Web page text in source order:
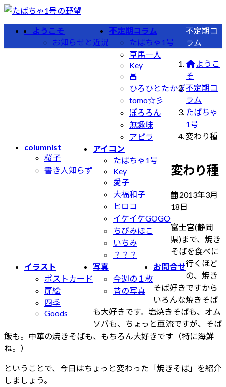
コ
ン
ン
ナ
ビ
ー
ようこそ
お知らせと近況
不定期コラム
たばちゃ1号
草馬一人
Key
昌
ひろひとたかぎ
tomo☆彡
ぽろろん
無趣味
アピラ
columnist
桜子
書き人知らず
アイコン
たばちゃ1号
Key
愛子
大福和子
ヒロコ
イケイケGOGO
ちびみほこ
いちみ
？？？
イラスト
ポストカード
扉絵
四季
Goods
写真
今週の１枚
昔の写真
お問合せ
不定期コ
ラム
ようこ
そ
不定期コ
ラム
たばちゃ
1号
変わり種
変わり種
2013年3月
18日
更
新
日
時
:
富士宮(静岡
県)まで、焼き
そばを食べに
行くほど
の、焼き
そば好きですから
いろんな焼きそば
も大好きです。塩焼きそばも、オム
ソバも、ちょっと亜流ですが、そば
飯も。中華の焼きそばも、もちろん大好きです（特に海鮮
ね。）
ということで、今日はちょっと変わった「焼きそば」を紹介
しましょう。